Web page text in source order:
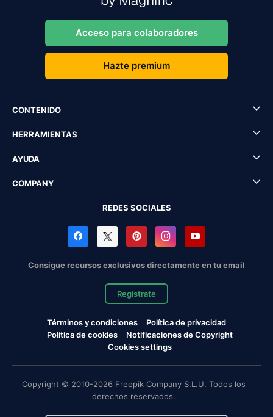
Acceso para colaboradores
Hazte premium
CONTENIDO
HERRAMIENTAS
AYUDA
COMPANY
REDES SOCIALES
Consigue recursos exclusivos directamente en tu email
Regístrate
Términos y condiciones
Política de privacidad
Política de cookies
Notificaciones de Copyright
Cookies settings
Copyright © 2010-2026 Freepik Company S.L.U. Todos los
derechos reservados.